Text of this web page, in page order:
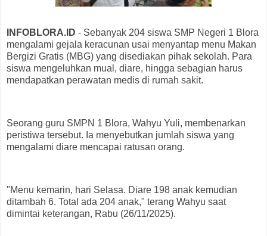
INFOBLORA.ID - Sebanyak 204 siswa SMP Negeri 1 Blora
mengalami gejala keracunan usai menyantap menu Makan
Bergizi Gratis (MBG) yang disediakan pihak sekolah. Para
siswa mengeluhkan mual, diare, hingga sebagian harus
mendapatkan perawatan medis di rumah sakit.
Seorang guru SMPN 1 Blora, Wahyu Yuli, membenarkan
peristiwa tersebut. Ia menyebutkan jumlah siswa yang
mengalami diare mencapai ratusan orang.
"Menu kemarin, hari Selasa. Diare 198 anak kemudian
ditambah 6. Total ada 204 anak," terang Wahyu saat
dimintai keterangan, Rabu (26/11/2025).